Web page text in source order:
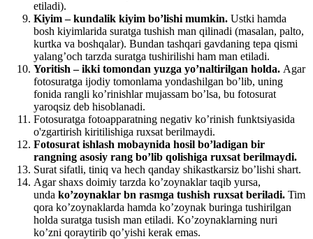
etiladi).
Kiyim – kundalik kiyim bo’lishi mumkin. Ustki hamda
bosh kiyimlarida suratga tushish man qilinadi (masalan, palto,
kurtka va boshqalar). Bundan tashqari gavdaning tepa qismi
yalang’och tarzda suratga tushirilishi ham man etiladi.
Yoritish – ikki tomondan yuzga yo’naltirilgan holda. Agar
fotosuratga ijodiy tomonlama yondashilgan bo’lib, uning
fonida rangli ko’rinishlar mujassam bo’lsa, bu fotosurat
yaroqsiz deb hisoblanadi.
Fotosuratga fotoapparatning negativ ko’rinish funktsiyasida
o'zgartirish kiritilishiga ruxsat berilmaydi.
Fotosurat ishlash mobaynida hosil bo’ladigan bir
rangning asosiy rang bo’lib qolishiga ruxsat berilmaydi.
Surat sifatli, tiniq va hech qanday shikastkarsiz bo’lishi shart.
Agar shaxs doimiy tarzda ko’zoynaklar taqib yursa,
unda ko’zoynaklar bn rasmga tushish ruxsat beriladi. Tim
qora ko’zoynaklarda hamda ko’zoynak buringa tushirilgan
holda suratga tusish man etiladi. Ko’zoynaklarning nuri
ko’zni qoraytirib qo’yishi kerak emas.